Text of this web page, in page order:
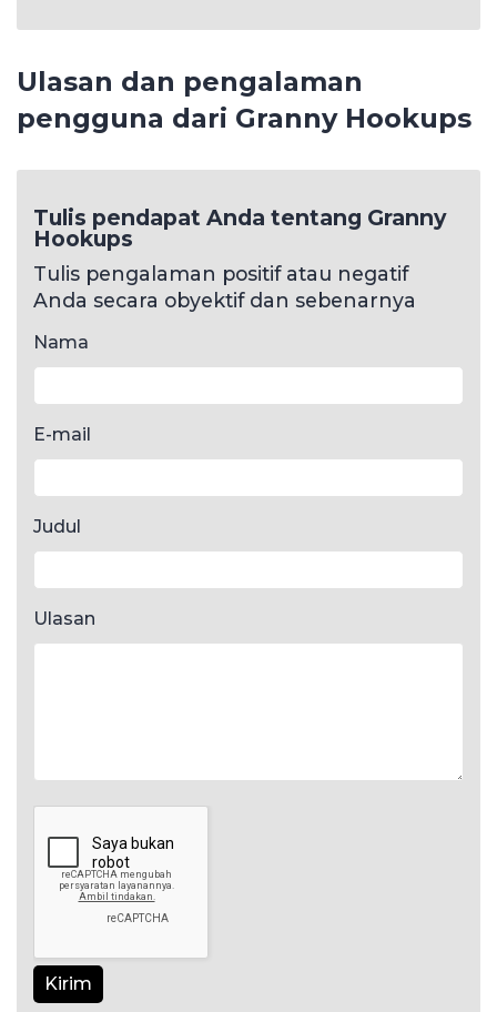
Ulasan dan pengalaman
pengguna dari Granny Hookups
Tulis pendapat Anda tentang Granny
Hookups
Tulis pengalaman positif atau negatif
Anda secara obyektif dan sebenarnya
Nama
E-mail
Judul
Ulasan
Kirim